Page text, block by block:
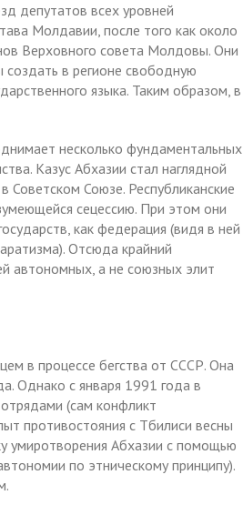
депутатов всех уровней
Молдавии, после того как около
Верховного совета Молдовы. Они
в регионе свободную
языка. Таким образом, в
несколько фундаментальных
Казус Абхазии стал наглядной
Советском Союзе. Республиканские
сецессию. При этом они
как федерация (видя в ней
Отсюда крайний
автономных, а не союзных элит
в процессе бегства от СССР. Она
Однако с января 1991 года в
(сам конфликт
противостояния с Тбилиси весны
умиротворения Абхазии с помощью
по этническому принципу).